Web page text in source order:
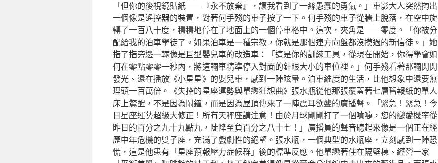
「但你的後視鏡貼紙——『永不放棄』，讓我看到了一絲愚蠢的勇氣。」車影大人突然掏出
一個像是遙控器的裝置，對著何手殘的車子按了一下。何手殘的車子從牆上脫落，在空中旋
轉了一百八十度，穩穩地停在了地面上的一個停車格中。這次，夾角是——零度。「你被分
配給我的泊車學徒了。如果泊車是一種宗教，你就是那個連方向盤都沒摸過的新信徒。」她
指了指旁邊一輛像是巨型嬰兒車的改造車：「這是你的訓練工具，從現在開始，你得學會如
何在零點零零一秒內，將這輛車精準停入對面的針眼大小的車位裡。」何手殘看著那輛閃閃
發光、還在播放《小星星》的嬰兒車，感到一陣眩暈。泊車維度的生活，比他想象中還要無
理頭一百萬倍。《失控的星座運勢與單戀狂想曲》張水瓶從他那張覆蓋著七層舊報紙的單人
床上驚醒，不是因為鬧鐘，而是因為屋頂傳來了一陣震耳欲聾的廣播聲。「緊急！緊急！今
日星座運勢超級大修正！所有天秤座請注意！由於月球剛剛打了一個噴嚏，您的戀愛機率從
昨日的百分之九十九點九，陡降至負百分之八十七！」廣播員的聲音聽起來像是一個正在經
歷中年危機的雙子座，充滿了戲劇性的絕望。張水瓶，一個典型的水瓶座，立刻感到一陣恐
慌，這是他患有「星座預報壓力症候群」後的標準反應。他單戀著住在隔壁棟、經營一家